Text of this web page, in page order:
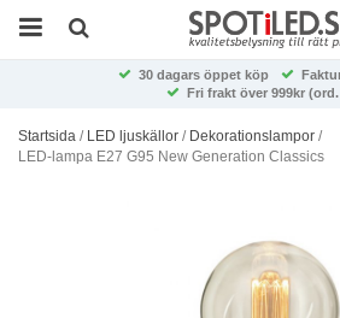
30 dagars öppet köp
Fri frakt över 999kr (ord.
Startsida / LED ljuskällor / Dekorationslampor /
LED-lampa E27 G95 New Generation Classics